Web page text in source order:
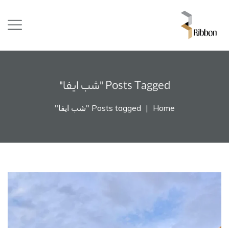
Posts Tagged "شب ایفا"
Home Posts tagged "شب ایفا"